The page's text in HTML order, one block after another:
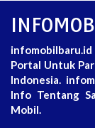
Portal Untuk
Indonesia.
Info Tentang
Mobil.